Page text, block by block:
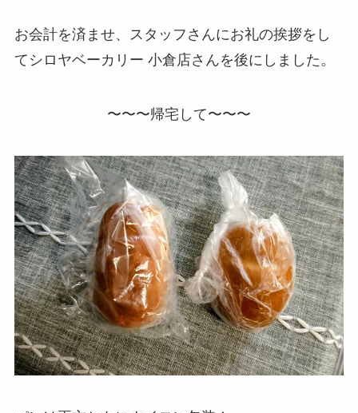
お会計を済ませ、スタッフさんにお礼の挨拶をし
てシロヤベーカリー 小倉店さんを後にしました。
〜〜〜帰宅して〜〜〜